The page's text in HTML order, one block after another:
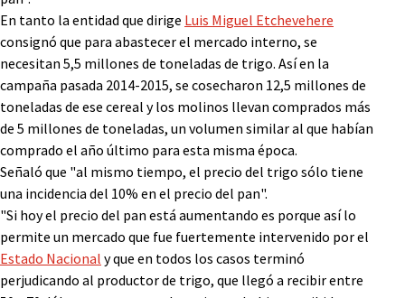
En tanto la entidad que dirige Luis Miguel Etchevehere
consignó que para abastecer el mercado interno, se
necesitan 5,5 millones de toneladas de trigo. Así en la
campaña pasada 2014-2015, se cosecharon 12,5 millones de
toneladas de ese cereal y los molinos llevan comprados más
de 5 millones de toneladas, un volumen similar al que habían
comprado el año último para esta misma época.
Señaló que "al mismo tiempo, el precio del trigo sólo tiene
una incidencia del 10% en el precio del pan".
"Si hoy el precio del pan está aumentando es porque así lo
permite un mercado que fue fuertemente intervenido por el
Estado Nacional y que en todos los casos terminó
perjudicando al productor de trigo, que llegó a recibir entre